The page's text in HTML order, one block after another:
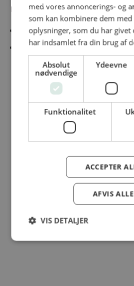
Information
Cookiepolitk
Persondatapolitik
© Dansk Cater A/S - All
med vores annoncerings- og
som kan kombinere dem med
oplysninger, som du har givet
har indsamlet fra din brug af
Absolut
nødvendige
Ydeevne
Funktionalitet
ACCEPTER
AFVIS ALLE
VIS DETALJER